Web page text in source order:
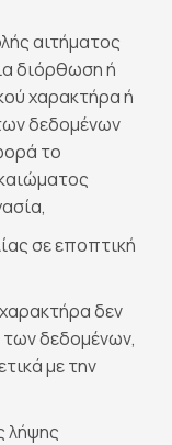
αιτήματος
διόρθωση ή
χαρακτήρα ή
δεδομένων
το
σε εποπτική
δεν
των δεδομένων,
με την
λήψης